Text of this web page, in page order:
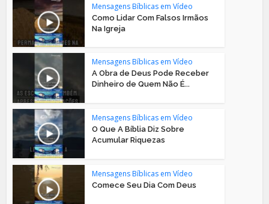
Mensagens Bíblicas em Vídeo
Como Lidar Com Falsos Irmãos
Na Igreja
Mensagens Bíblicas em Vídeo
A Obra de Deus Pode Receber
Dinheiro de Quem Não É...
Mensagens Bíblicas em Vídeo
O Que A Bíblia Diz Sobre
Acumular Riquezas
Mensagens Bíblicas em Vídeo
Comece Seu Dia Com Deus